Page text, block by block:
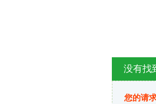
没有找
您的请